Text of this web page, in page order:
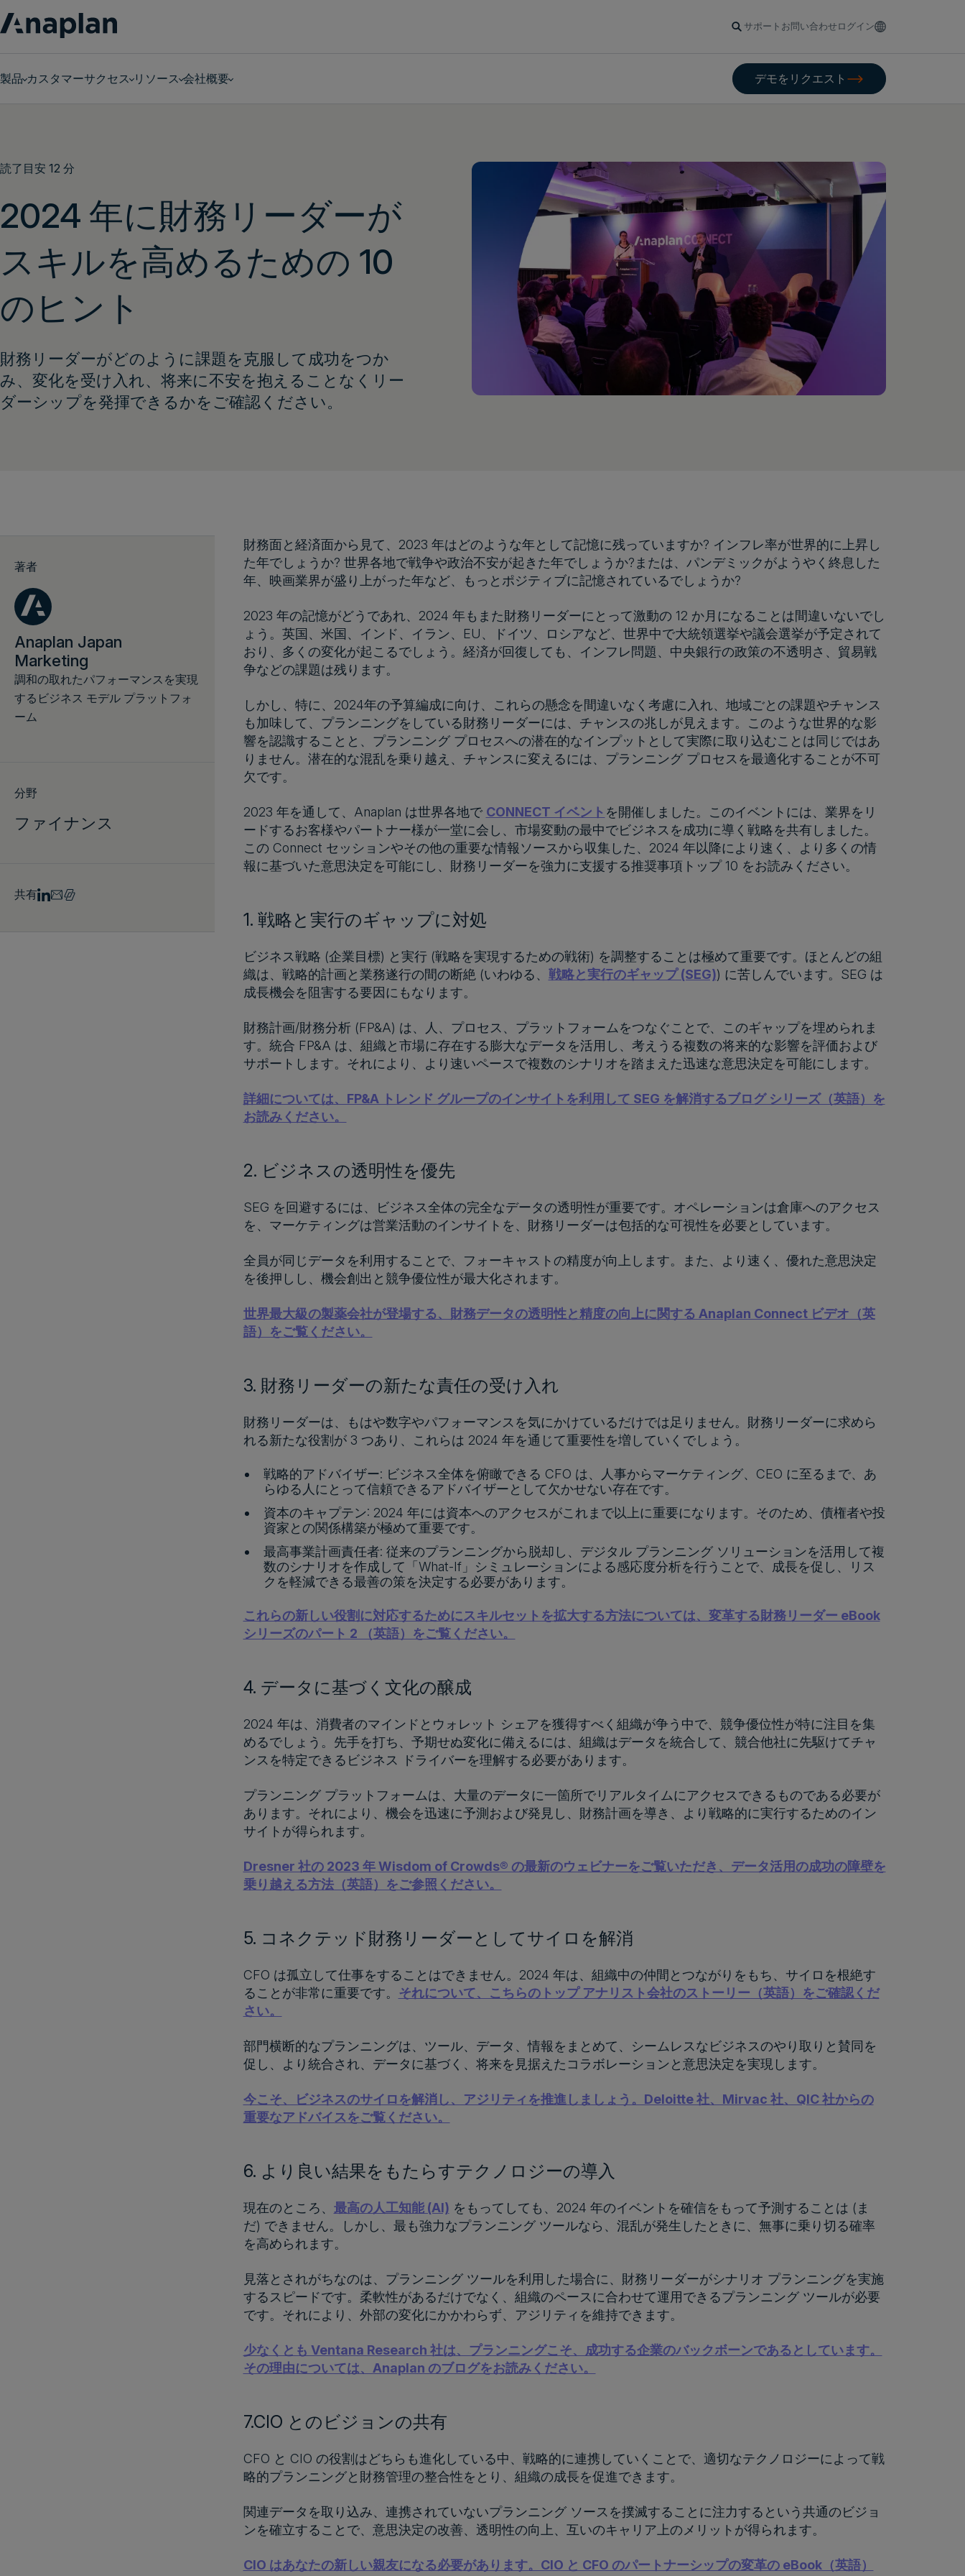
サポート お問い合わせログイン
製品 カスタマーサクセス リソース 会社概要 デモをリクエスト
読了目安 12 分
2024 年に財務リーダーが
スキルを高めるための 10
のヒント
財務リーダーがどのように課題を克服して成功をつか
み、変化を受け入れ、将来に不安を抱えることなくリー
ダーシップを発揮できるかをご確認ください。
著者
Anaplan Japan
Marketing
調和の取れたパフォーマンスを実現
するビジネス モデル プラットフォ
ーム
分野
ファイナンス
共有
財務面と経済面から見て、2023 年はどのような年として記憶に残っていますか? インフレ率が世界的に上昇し
た年でしょうか? 世界各地で戦争や政治不安が起きた年でしょうか?または、パンデミックがようやく終息した
年、映画業界が盛り上がった年など、もっとポジティブに記憶されているでしょうか?
2023 年の記憶がどうであれ、2024 年もまた財務リーダーにとって激動の 12 か月になることは間違いないでし
ょう。英国、米国、インド、イラン、EU、ドイツ、ロシアなど、世界中で大統領選挙や議会選挙が予定されて
おり、多くの変化が起こるでしょう。経済が回復しても、インフレ問題、中央銀行の政策の不透明さ、貿易戦
争などの課題は残ります。
しかし、特に、2024年の予算編成に向け、これらの懸念を間違いなく考慮に入れ、地域ごとの課題やチャンス
も加味して、プランニングをしている財務リーダーには、チャンスの兆しが見えます。このような世界的な影
響を認識することと、プランニング プロセスへの潜在的なインプットとして実際に取り込むことは同じではあ
りません。潜在的な混乱を乗り越え、チャンスに変えるには、プランニング プロセスを最適化することが不可
欠です。
2023 年を通して、Anaplan は世界各地で CONNECT イベント を開催しました。このイベントには、業界をリ
ードするお客様やパートナー様が一堂に会し、市場変動の最中でビジネスを成功に導く戦略を共有しました。
この Connect セッションやその他の重要な情報ソースから収集した、2024 年以降により速く、より多くの情
報に基づいた意思決定を可能にし、財務リーダーを強力に支援する推奨事項トップ 10 をお読みください。
1. 戦略と実行のギャップに対処
ビジネス戦略 (企業目標) と実行 (戦略を実現するための戦術) を調整することは極めて重要です。ほとんどの組
織は、戦略的計画と業務遂行の間の断絶 (いわゆる、 戦略と実行のギャップ (SEG)) に苦しんでいます。SEG は
成長機会を阻害する要因にもなります。
財務計画/財務分析 (FP&A) は、人、プロセス、プラットフォームをつなぐことで、このギャップを埋められま
す。統合 FP&A は、組織と市場に存在する膨大なデータを活用し、考えうる複数の将来的な影響を評価および
サポートします。それにより、より速いペースで複数のシナリオを踏まえた迅速な意思決定を可能にします。
詳細については、FP&A トレンド グループのインサイトを利用して SEG を解消するブログ シリーズ（英語）を
お読みください。
2. ビジネスの透明性を優先
SEG を回避するには、ビジネス全体の完全なデータの透明性が重要です。オペレーションは倉庫へのアクセス
を、マーケティングは営業活動のインサイトを、財務リーダーは包括的な可視性を必要としています。
全員が同じデータを利用することで、フォーキャストの精度が向上します。また、より速く、優れた意思決定
を後押しし、機会創出と競争優位性が最大化されます。
世界最大級の製薬会社が登場する、財務データの透明性と精度の向上に関する Anaplan Connect ビデオ（英
語）をご覧ください。
3. 財務リーダーの新たな責任の受け入れ
財務リーダーは、もはや数字やパフォーマンスを気にかけているだけでは足りません。財務リーダーに求めら
れる新たな役割が 3 つあり、これらは 2024 年を通じて重要性を増していくでしょう。
戦略的アドバイザー: ビジネス全体を俯瞰できる CFO は、人事からマーケティング、CEO に至るまで、あ
らゆる人にとって信頼できるアドバイザーとして欠かせない存在です。
資本のキャプテン: 2024 年には資本へのアクセスがこれまで以上に重要になります。そのため、債権者や投
資家との関係構築が極めて重要です。
最高事業計画責任者: 従来のプランニングから脱却し、デジタル プランニング ソリューションを活用して複
数のシナリオを作成して「What-If」シミュレーションによる感応度分析を行うことで、成長を促し、リス
クを軽減できる最善の策を決定する必要があります。
これらの新しい役割に対応するためにスキルセットを拡大する方法については、変革する財務リーダー eBook
シリーズのパート 2 （英語）をご覧ください。
4. データに基づく文化の醸成
2024 年は、消費者のマインドとウォレット シェアを獲得すべく組織が争う中で、競争優位性が特に注目を集
めるでしょう。先手を打ち、予期せぬ変化に備えるには、組織はデータを統合して、競合他社に先駆けてチャ
ンスを特定できるビジネス ドライバーを理解する必要があります。
プランニング プラットフォームは、大量のデータに一箇所でリアルタイムにアクセスできるものである必要が
あります。それにより、機会を迅速に予測および発見し、財務計画を導き、より戦略的に実行するためのイン
サイトが得られます。
Dresner 社の 2023 年 Wisdom of Crowds® の最新のウェビナーをご覧いただき、データ活用の成功の障壁を
乗り越える方法（英語）をご参照ください。
5. コネクテッド財務リーダーとしてサイロを解消
CFO は孤立して仕事をすることはできません。2024 年は、組織中の仲間とつながりをもち、サイロを根絶す
ることが非常に重要です。 それについて、こちらのトップ アナリスト会社のストーリー（英語）をご確認くだ
さい。
部門横断的なプランニングは、ツール、データ、情報をまとめて、シームレスなビジネスのやり取りと賛同を
促し、より統合され、データに基づく、将来を見据えたコラボレーションと意思決定を実現します。
今こそ、ビジネスのサイロを解消し、アジリティを推進しましょう。Deloitte 社、Mirvac 社、QIC 社からの
重要なアドバイスをご覧ください。
6. より良い結果をもたらすテクノロジーの導入
現在のところ、 最高の人工知能 (AI) をもってしても、2024 年のイベントを確信をもって予測することは (ま
だ) できません。しかし、最も強力なプランニング ツールなら、混乱が発生したときに、無事に乗り切る確率
を高められます。
見落とされがちなのは、プランニング ツールを利用した場合に、財務リーダーがシナリオ プランニングを実施
するスピードです。柔軟性があるだけでなく、組織のペースに合わせて運用できるプランニング ツールが必要
です。それにより、外部の変化にかかわらず、アジリティを維持できます。
少なくとも Ventana Research 社は、プランニングこそ、成功する企業のバックボーンであるとしています。
その理由については、Anaplan のブログをお読みください。
7.CIO とのビジョンの共有
CFO と CIO の役割はどちらも進化している中、戦略的に連携していくことで、適切なテクノロジーによって戦
略的プランニングと財務管理の整合性をとり、組織の成長を促進できます。
関連データを取り込み、連携されていないプランニング ソースを撲滅することに注力するという共通のビジョ
ンを確立することで、意思決定の改善、透明性の向上、互いのキャリア上のメリットが得られます。
CIO はあなたの新しい親友になる必要があります。CIO と CFO のパートナーシップの変革の eBook（英語）